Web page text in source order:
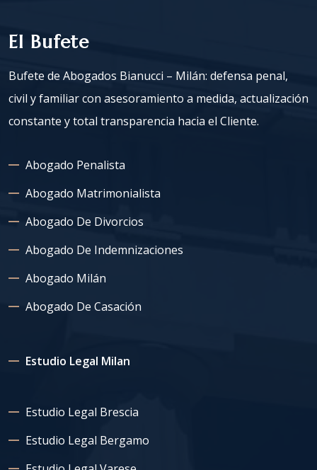
El Bufete
Bufete de Abogados Bianucci – Milán: defensa penal,
civil y familiar con asesoramiento a medida, actualización
constante y total transparencia hacia el Cliente.
Abogado Penalista
Abogado Matrimonialista
Abogado De Divorcios
Abogado De Indemnizaciones
Abogado Milán
Abogado De Casación
Estudio Legal Milan
Estudio Legal Brescia
Estudio Legal Bergamo